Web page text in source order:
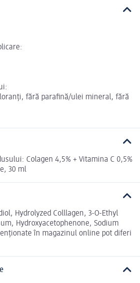
fără parafină/ulei mineral, fără
Colagen 4,5% + Vitamina C 0,5%
30 ml
Hydrolyzed Colllagen, 3-O-Ethyl
Hydroxyacetophenone, Sodium
în magazinul online pot diferi